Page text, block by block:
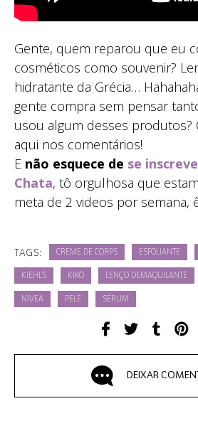
Gente, quem reparou que eu
cosméticos como souvenir?
hidratante da Grécia…
gente compra sem pensar
usou algum desses produtos?
aqui nos comentários!
E não esquece de se
Chata, tô orgulhosa que
meta de 2 videos por semana,
TAGS: CREME DE CORPS ESFOLIANTE
KIEHL'S KIKO LENÇO DEMAQUILANTE
NIVEA PELE SÉRUM
DEIXAR